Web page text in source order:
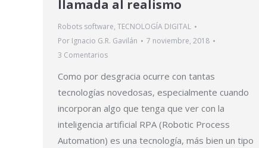
llamada al realismo
Robots software, TECNOLOGÍA DIGITAL
Por Ignacio G.R. Gavilán
7 noviembre, 2018
3 Comentarios
Como por desgracia ocurre con tantas
tecnologías novedosas, especialmente cuando
incorporan algo que tenga que ver con la
inteligencia artificial RPA (Robotic Process
Automation) es una tecnología, más bien un tipo